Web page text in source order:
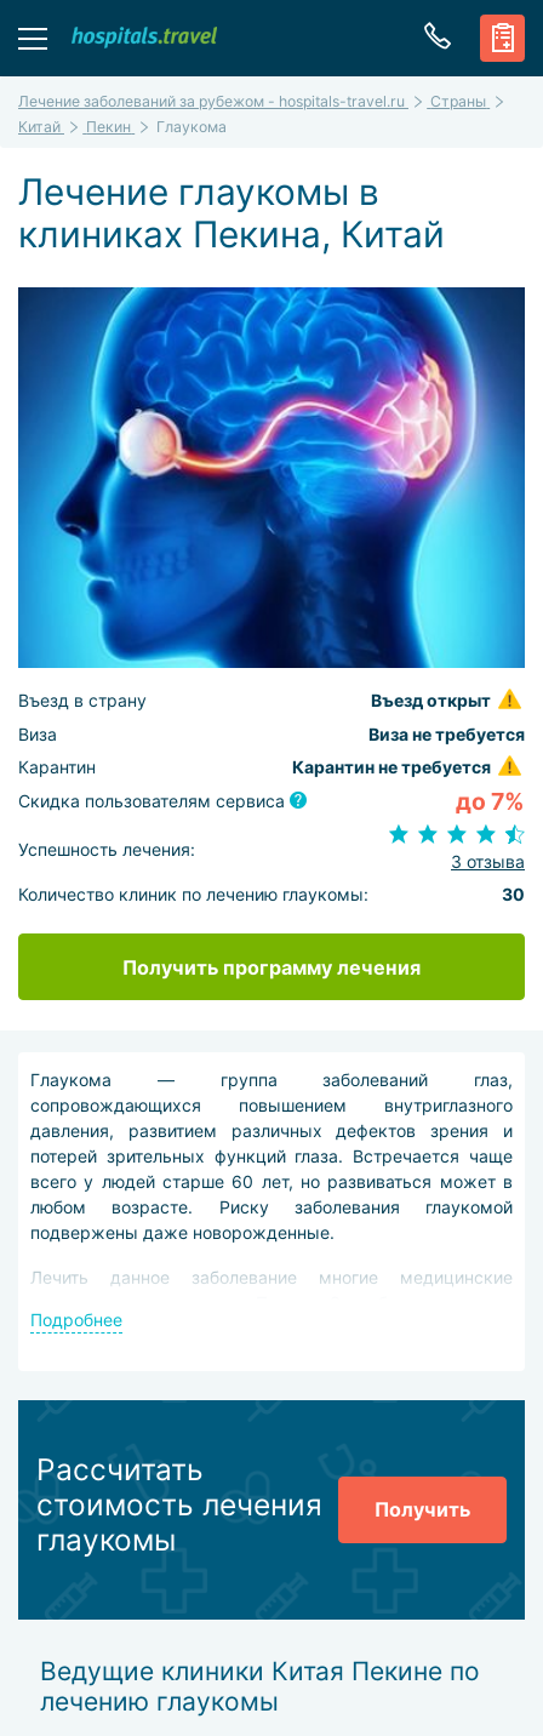
Лечение заболеваний за рубежом - hospitals-travel.ru
Страны
Китай
Пекин Глаукома
Лечение глаукомы в
клиниках Пекина, Китай
Въезд в страну
Въезд открыт
Виза
Виза не требуется
Карантин
Карантин не требуется
Скидка пользователям сервиса
до 7%
Успешность лечения:
3 отзыва
Количество клиник по лечению глаукомы:
30
Получить программу лечения
Глаукома — группа заболеваний глаз,
сопровождающихся повышением внутриглазного
давления, развитием различных дефектов зрения и
потерей зрительных функций глаза. Встречается чаще
всего у людей старше 60 лет, но развиваться может в
любом возрасте. Риску заболевания глаукомой
подвержены даже новорожденные.
Лечить данное заболевание многие медицинские
рядом преимуществ этого города. Так, в своей практике
современное оборудование и медикаменты. Помимо
индивидуальный подход к каждому пациенту.
Для начала, для определения наличия глаукомы,
доктора Пекина измеряют внутриглазное давление гостя
клиники. Далее, для оценки степени поражения органа
Лечение глаукомы в Пекине в основном включает в себя
три основных метода: медикаментозная и лазерная
терапии, хирургическое вмешательство.
Подробнее
Рассчитать
стоимость лечения
глаукомы
Получить
Ведущие клиники Китая Пекине по
лечению глаукомы